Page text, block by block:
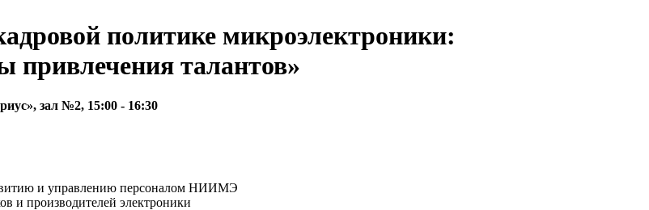
политике микроэлектроники:
привлечения талантов»
зал №2, 15:00 - 16:30
и управлению персоналом НИИМЭ
и производителей электроники